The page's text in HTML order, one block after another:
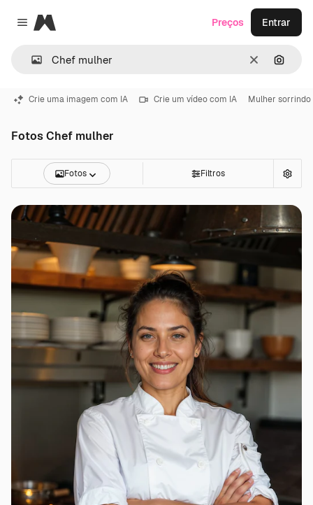
Close menu
Magnific
Limpar
Preços Entrar
Crie uma imagem com IA Crie um vídeo com IA Mulher sorrindo
Fotos Chef mulher
Fotos Filtros